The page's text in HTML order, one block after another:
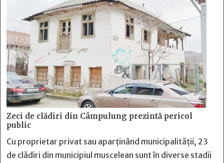
Zeci de clădiri din Câmpulung prezintă pericol
public
Cu proprietar privat sau aparținând municipalității, 23
de clădiri din municipiul muscelean sunt în diverse stadii